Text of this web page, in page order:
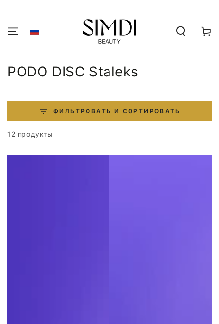
Коллекция:
PODO DISC Staleks
ФИЛЬТРОВАТЬ И СОРТИРОВАТЬ
12 продукты